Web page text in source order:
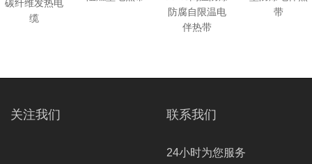
碳纤维发热电
缆
防腐自限温电
伴热带
带
关注我们 联系我们
24小时为您服务